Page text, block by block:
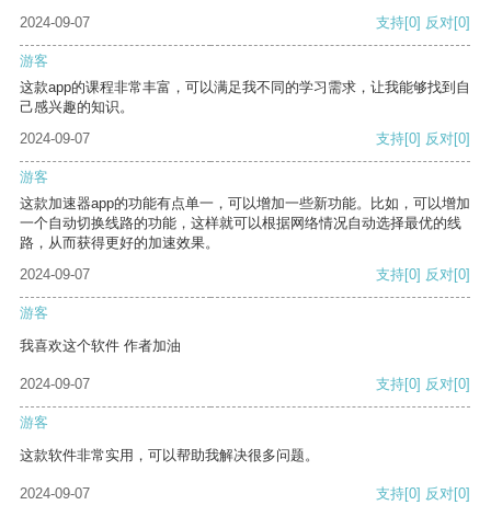
2024-09-07 支持[0] 反对[0]
游客
这款app的课程非常丰富，可以满足我不同的学习需求，让我能够找到自
己感兴趣的知识。
2024-09-07
支持[0] 反对[0]
游客
这款加速器app的功能有点单一，可以增加一些新功能。比如，可以增加
一个自动切换线路的功能，这样就可以根据网络情况自动选择最优的线
路，从而获得更好的加速效果。
2024-09-07
支持[0] 反对[0]
游客
我喜欢这个软件 作者加油
2024-09-07 支持[0] 反对[0]
游客
这款软件非常实用，可以帮助我解决很多问题。
2024-09-07 支持[0] 反对[0]